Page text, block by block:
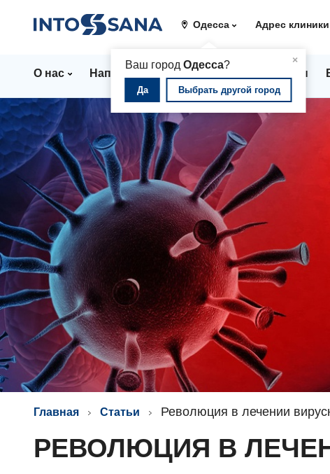
Одесса
×
Ваш город Одесса?
Да Выбрать другой город
Адрес клиники
О нас Направления Стационар Цены
Главная Статьи Революция в лечении
РЕВОЛЮЦИЯ В